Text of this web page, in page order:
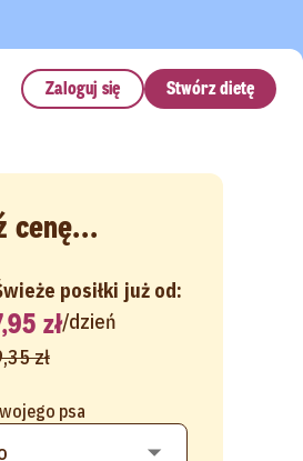
Zaloguj się Stwórz dietę
cenę...
psa
posiłki już od:
zł/dzień
zł